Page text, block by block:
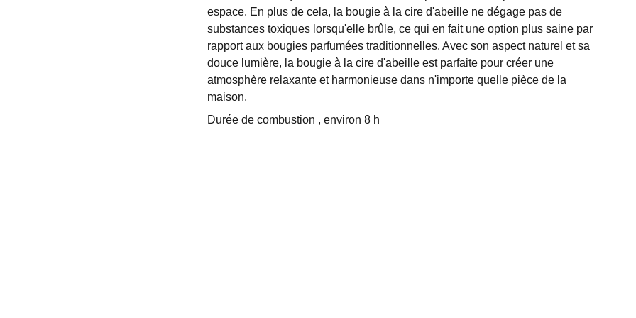
espace. En plus de cela, la bougie à la cire d'abeille ne dégage pas de
substances toxiques lorsqu'elle brûle, ce qui en fait une option plus saine par
rapport aux bougies parfumées traditionnelles. Avec son aspect naturel et sa
douce lumière, la bougie à la cire d'abeille est parfaite pour créer une
atmosphère relaxante et harmonieuse dans n'importe quelle pièce de la
maison.
Durée de combustion , environ 8 h